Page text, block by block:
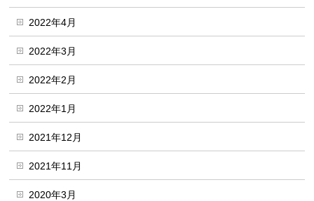
2022年4月
2022年3月
2022年2月
2022年1月
2021年12月
2021年11月
2020年3月